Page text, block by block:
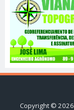
Copyright © 2026